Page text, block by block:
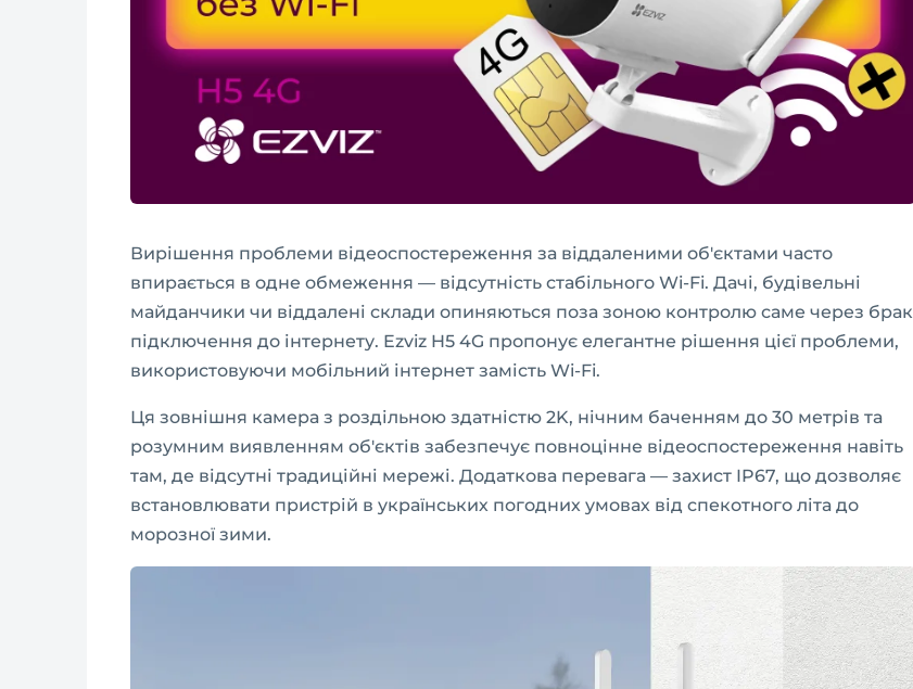
Вирішення проблеми відеоспостереження за віддаленими об'єктами часто
впирається в одне обмеження — відсутність стабільного Wi-Fi. Дачі, будівельні
майданчики чи віддалені склади опиняються поза зоною контролю саме через брак
підключення до інтернету. Ezviz H5 4G пропонує елегантне рішення цієї проблеми,
використовуючи мобільний інтернет замість Wi-Fi.
Ця зовнішня камера з роздільною здатністю 2K, нічним баченням до 30 метрів та
розумним виявленням об'єктів забезпечує повноцінне відеоспостереження навіть
там, де відсутні традиційні мережі. Додаткова перевага — захист IP67, що дозволяє
встановлювати пристрій в українських погодних умовах від спекотного літа до
морозної зими.